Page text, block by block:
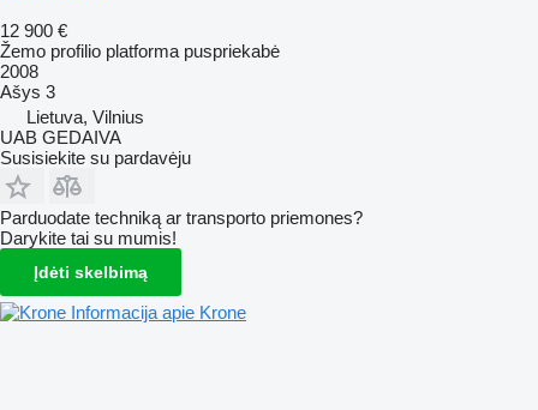
12 900 €
Žemo profilio platforma puspriekabė
2008
Ašys 3
Lietuva, Vilnius
UAB GEDAIVA
Susisiekite su pardavėju
Parduodate techniką ar transporto priemones?
Darykite tai su mumis!
Įdėti skelbimą
Informacija apie Krone